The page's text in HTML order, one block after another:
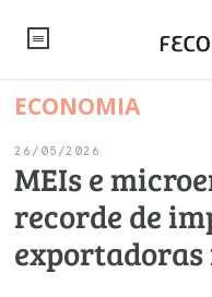
NOTÍCIAS
Artigos
Institucional
Economia
Pesquisas
Legislação
PESQUISAS
FALE CONOSCO
ECONOMIA
26/05/2026
MEIs e
recorde de